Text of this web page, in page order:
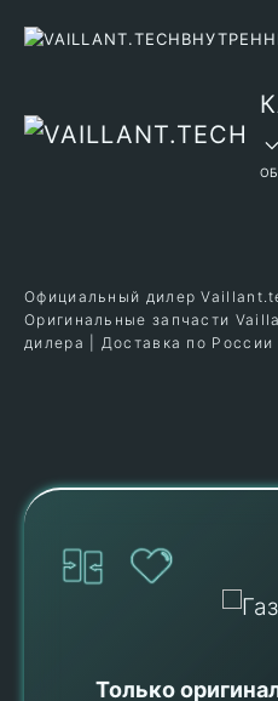
Официальный дилер
Оригинальные запчасти
дилера | Доставка по России
Только